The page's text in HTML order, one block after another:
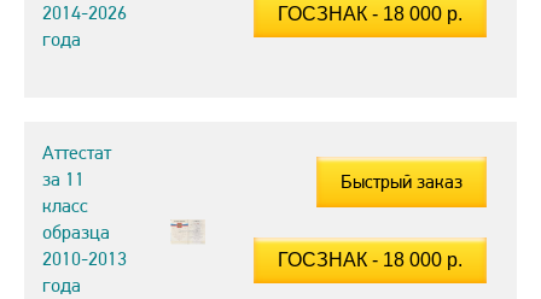
2014-2026
года
Аттестат
за 11
класс
образца
2010-2013
года
Быстрый заказ